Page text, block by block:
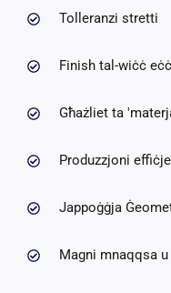
Tolleranzi stretti
Finish tal-wiċċ
Għażliet ta
Produzzjoni
Jappoġġja
Magni mnaqqsa